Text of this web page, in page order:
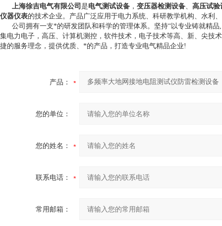
上海徐吉电气有限公司 是电气测试设备 ， 变压器检测设备、 高压试验
仪器仪表的技术企业。产品广泛应用于电力系统、科研教学机构、水利
公司拥有一支*的研发团队和科学的管理体系。坚持“以专业铸就精品
集电力电子，高压、计算机测控，软件技术，电子技术等高、新、尖技
捷的服务理念，提供优质、*的产品，打造专业电气精品企业!
产品：
您的单位：
您的姓名：
联系电话：
常用邮箱：